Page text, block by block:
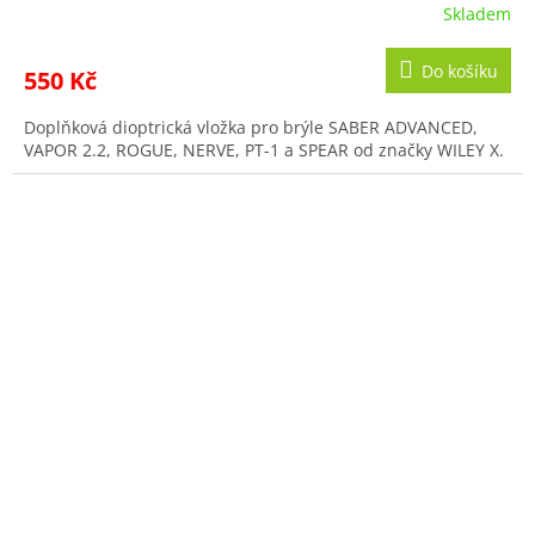
Skladem
550 Kč Do košíku
Doplňková dioptrická vložka pro brýle SABER ADVANCED,
VAPOR 2.2, ROGUE, NERVE, PT-1 a SPEAR od značky WILEY X.